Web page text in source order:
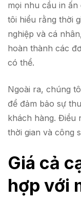
mọi nhu cầu in ấn
tôi hiểu rằng thời
nghiệp và cá
hoàn thành các
có thể.
Ngoài ra, chúng
để đảm bảo sự
khách hàng. Điều
thời gian và công
Giá cả
hợp với